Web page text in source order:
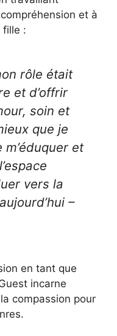
et à
fille :
rôle était
et d’offrir
soin et
que je
et
vers la
–
en tant que
incarne
compassion pour